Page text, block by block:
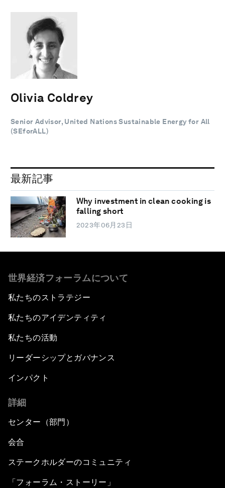
Olivia Coldrey
Senior Advisor, United Nations Sustainable Energy for All
(SEforALL)
最新記事
Why investment in clean cooking is
falling short
2023年06月23日
世界経済フォーラムについて
私たちのストラテジー
私たちのアイデンティティ
私たちの活動
リーダーシップとガバナンス
インパクト
詳細
センター（部門）
会合
ステークホルダーのコミュニティ
「フォーラム・ストーリー」